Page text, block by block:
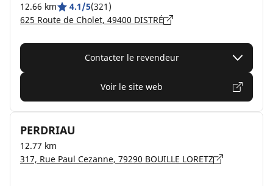
12.66 km 4.1/5(321)
625 Route de Cholet, 49400 DISTRÉ
Contacter le revendeur
Voir le site web
PERDRIAU
12.77 km
317, Rue Paul Cezanne, 79290 BOUILLE LORETZ